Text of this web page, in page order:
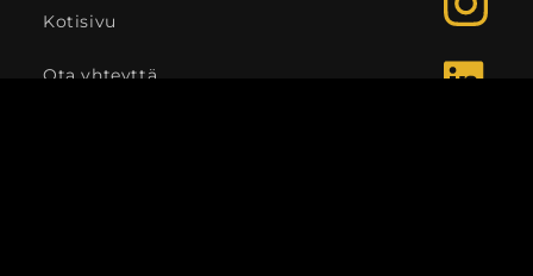
Kotisivu
Ota yhteyttä